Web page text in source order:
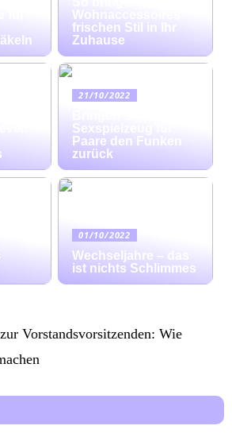
für
Wohnaccessoires
frischen Stil in Ihr
Zuhause
21/10/2022
Sexspielzeug für
Paare den Funken
zurück
01/10/2022
Wechseljahre – das
ist nichts Schlimmes
Vorstandsvorsitzenden: Wie